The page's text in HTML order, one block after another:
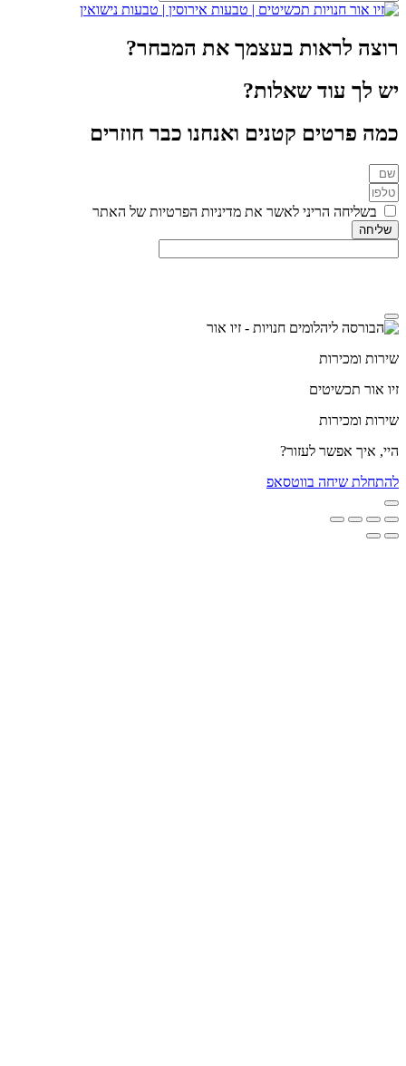
רוצה לראות בעצמך את המבחר?
יש לך עוד שאלות?
כמה פרטים קטנים ואנחנו כבר חוזרים
בשליחה הריני לאשר את מדיניות הפרטיות של האתר
שליחה
שירות ומכירות
זיו אור תכשיטים
שירות ומכירות
היי, איך אפשר לעזור?
להתחלת שיחה בווטסאפ